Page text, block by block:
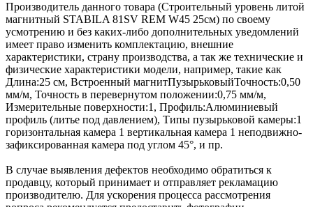
Производитель данного товара (Строительный уровень литой
магнитный STABILA 81SV REM W45 25см) по своему
усмотрению и без каких-либо дополнительных уведомлений
имеет право изменить комплектацию, внешние
характеристики, страну производства, а так же технические и
физические характеристики модели, например, такие как
Длина:25 см, Встроенный магнитПузырьковыйТочность:0,50
мм/м, Точность в перевернутом положении:0,75 мм/м,
Измерительные поверхности:1 , Профиль:Алюминиевый
профиль (литье под давлением), Типы пузырьковой камеры:1
горизонтальная камера 1 вертикальная камера 1 неподвижно-
зафиксированная камера под углом 45°, и пр.
В случае выявления дефектов необходимо обратиться к
продавцу, который принимает и отправляет рекламацию
производителю. Для ускорения процесса рассмотрения